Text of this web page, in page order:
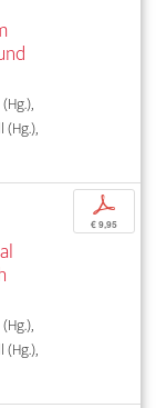
p
€ 9,95